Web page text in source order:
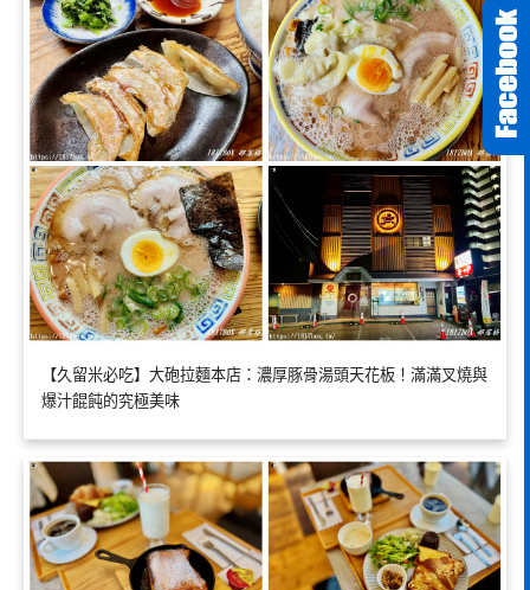
【久留米必吃】大砲拉麵本店：濃厚豚骨湯頭天花板！滿滿叉燒與
爆汁餛飩的究極美味